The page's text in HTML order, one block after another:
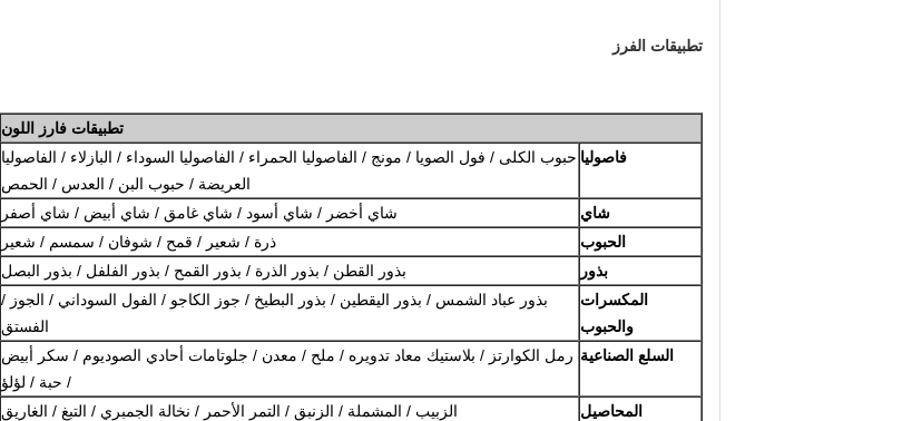
تطبيقات الفرز
تطبيقات فارز اللون
فاصوليا حبوب الكلى / فول الصويا / مونج / الفاصوليا الحمراء / الفاصوليا السوداء / البازلاء / الفاصوليا
العريضة / حبوب البن / العدس / الحمص
شاي
شاي أخضر / شاي أسود / شاي غامق / شاي أبيض / شاي أصفر
الحبوب
ذرة / شعير / قمح / شوفان / سمسم / شعير
بذور
بذور القطن / بذور الذرة / بذور القمح / بذور الفلفل / بذور البصل
المكسرات
والحبوب
بذور عباد الشمس / بذور اليقطين / بذور البطيخ / جوز الكاجو / الفول السوداني / الجوز /
الفستق
السلع الصناعية رمل الكوارتز / بلاستيك معاد تدويره / ملح / معدن / جلوتامات أحادي الصوديوم / سكر أبيض
/ حبة / لؤلؤ
المحاصيل
الزبيب / المشملة / الزنبق / التمر الأحمر / نخالة الجمبري / التبغ / الغاريق